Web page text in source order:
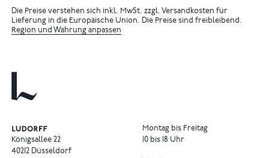
Die Preise verstehen sich inkl. MwSt. zzgl. Versandkosten für
Lieferung in die Europäische Union. Die Preise sind freibleibend.
Region und Währung anpassen
Königsallee 22
40212 Düsseldorf
Montag bis Freitag
10 bis 18 Uhr